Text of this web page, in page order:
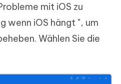
mit iOS zu
wenn iOS hängt ", um
Wählen Sie die